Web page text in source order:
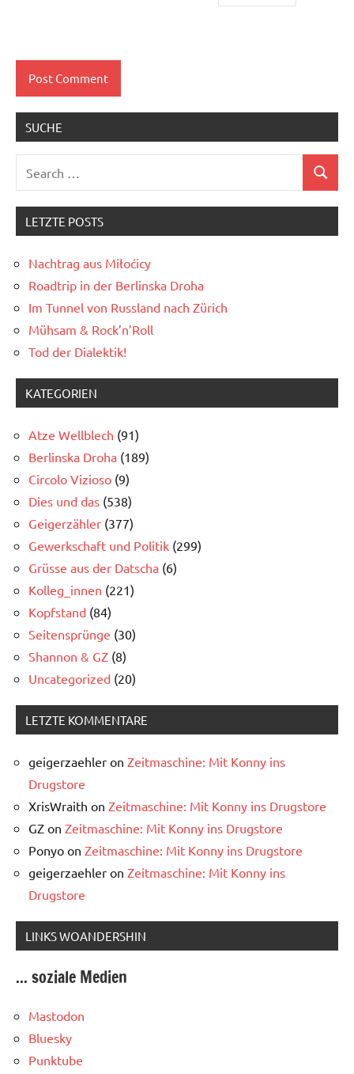
SUCHE
for:
Search
LETZTE POSTS
Nachtrag aus Miłoćicy
Roadtrip in der Berlinska Droha
Im Tunnel von Russland nach Zürich
Mühsam & Rock’n’Roll
Tod der Dialektik!
KATEGORIEN
Atze Wellblech (91)
Berlinska Droha (189)
Circolo Vizioso (9)
Dies und das (538)
Geigerzähler (377)
Gewerkschaft und Politik (299)
Grüsse aus der Datscha (6)
Kolleg_innen (221)
Kopfstand (84)
Seitensprünge (30)
Shannon & GZ (8)
Uncategorized (20)
LETZTE KOMMENTARE
geigerzaehler on Zeitmaschine: Mit Konny ins
Drugstore
XrisWraith on Zeitmaschine: Mit Konny ins Drugstore
GZ on Zeitmaschine: Mit Konny ins Drugstore
Ponyo on Zeitmaschine: Mit Konny ins Drugstore
geigerzaehler on Zeitmaschine: Mit Konny ins
Drugstore
LINKS WOANDERSHIN
... soziale Medien
Mastodon
Bluesky
Punktube